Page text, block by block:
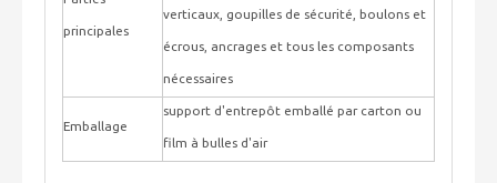
principales
verticaux, goupilles de sécurité, boulons et
écrous, ancrages et tous les composants
nécessaires
Emballage
support d'entrepôt emballé par carton ou
film à bulles d'air